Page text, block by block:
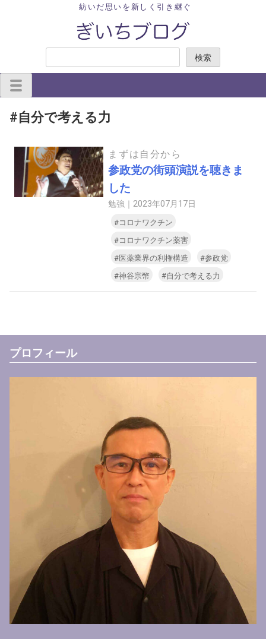
紡いだ思いを新しく引き継ぐ
索
検索
#自分で考える力
まずは自分から
参政党の街頭演説を聴きま
した
勉強｜2023年07月17日
#コロナワクチン
#コロナワクチン薬害
#医薬業界の利権構造
#参政党
#神谷宗幣
#自分で考える力
プロフィール